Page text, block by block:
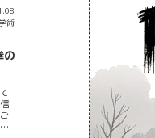
る
対
。
術
の